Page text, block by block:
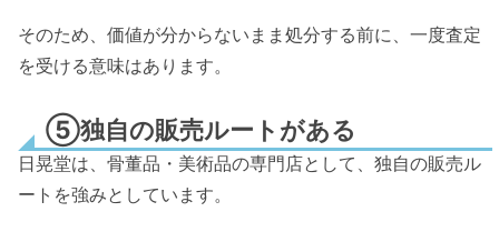
そのため、価値が分からないまま処分する前に、一度査定
を受ける意味はあります。
⑤独自の販売ルートがある
日晃堂は、骨董品・美術品の専門店として、独自の販売ル
ートを強みとしています。